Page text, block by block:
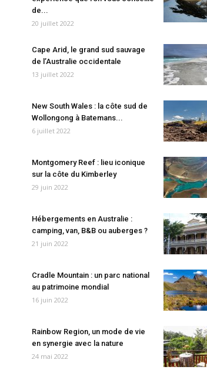
de...
20 juillet 2022
Cape Arid, le grand sud sauvage
de l’Australie occidentale
13 juillet 2022
New South Wales : la côte sud de
Wollongong à Batemans...
6 juillet 2022
Montgomery Reef : lieu iconique
sur la côte du Kimberley
29 juin 2022
Hébergements en Australie :
camping, van, B&B ou auberges ?
21 juin 2022
Cradle Mountain : un parc national
au patrimoine mondial
16 juin 2022
Rainbow Region, un mode de vie
en synergie avec la nature
24 mai 2022